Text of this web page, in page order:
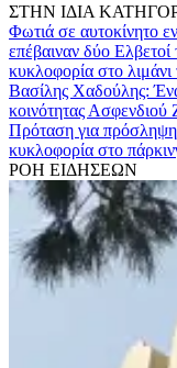
ΣΤΗΝ ΙΔΙΑ
Φωτιά σε αυτοκίνητο
επέβαιναν δύο Ελβετοί
κυκλοφορία στο
Βασίλης Χαδούλης:
κοινότητας Ασφενδιού
Πρόταση για
κυκλοφορία στο
ΡΟΗ ΕΙΔΗΣΕΩΝ